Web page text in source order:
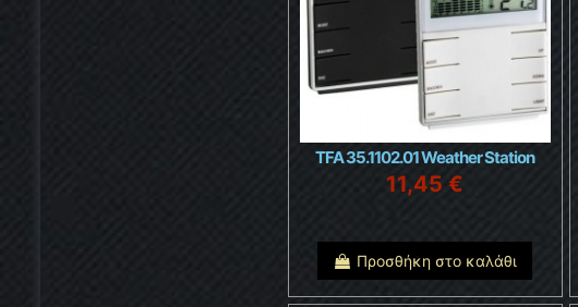
TFA 35.1102.01 Weather Station
11,45 €
Προσθήκη στο καλάθι